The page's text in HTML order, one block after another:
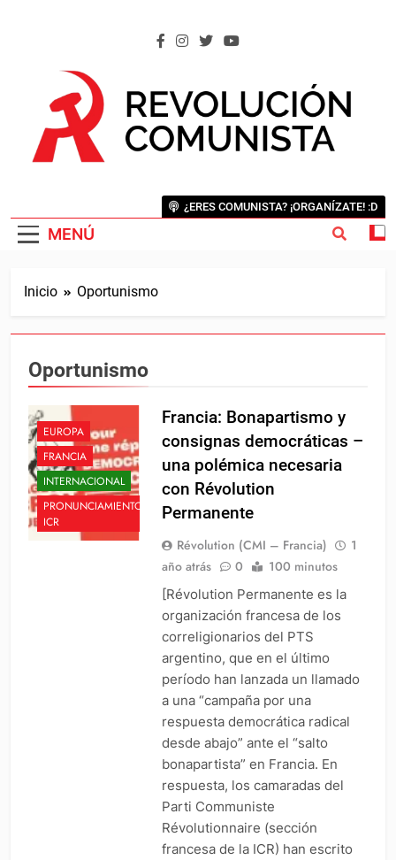
MENÚ
¿ERES COMUNISTA? ¡ORGANÍZATE! :D
Inicio Oportunismo
Oportunismo
EUROPA
FRANCIA
INTERNACIONAL
PRONUNCIAMIENTO
ICR
Francia: Bonapartismo y
consignas democráticas –
una polémica necesaria
con Révolution
Permanente
Révolution (CMI – Francia)
1
año atrás
0 100 minutos
[Révolution Permanente es la
organización francesa de los
correligionarios del PTS
argentino, que en el último
período han lanzada un llamado
a una “campaña por una
respuesta democrática radical
desde abajo” ante el “salto
bonapartista” en Francia. En
respuesta, los camaradas del
Parti Communiste
Révolutionnaire (sección
francesa de la ICR) han escrito